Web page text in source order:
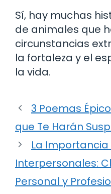
Sí, hay muchas
de animales que
circunstancias
la fortaleza y el
la vida.
3 Poemas
que Te Harán
La
Interpersonales:
Personal y